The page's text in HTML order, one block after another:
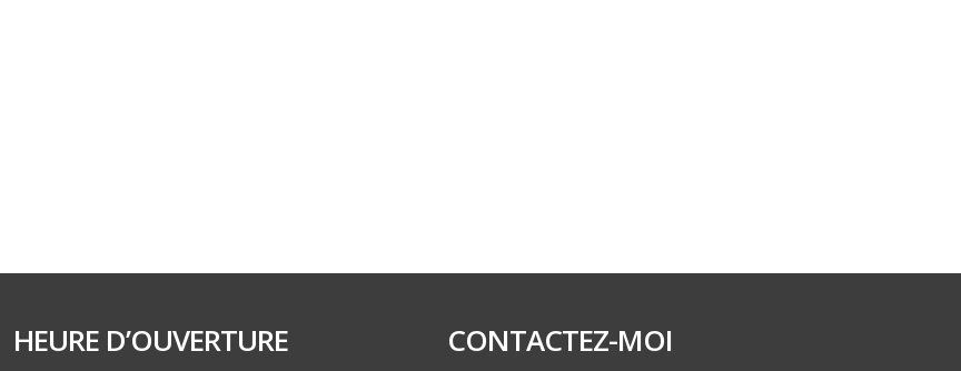
HEURE D’OUVERTURE CONTACTEZ-MOI